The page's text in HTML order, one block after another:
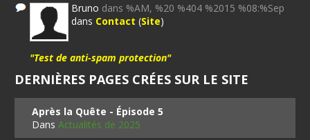
Bruno dans %AM, %20 %404 %2015 %08:%Sep
dans Contact (Site)
"Test de anti-spam protection"
DERNIÈRES PAGES CRÉES SUR LE SITE
Après la Quête - Épisode 5
DansActualités de 2025